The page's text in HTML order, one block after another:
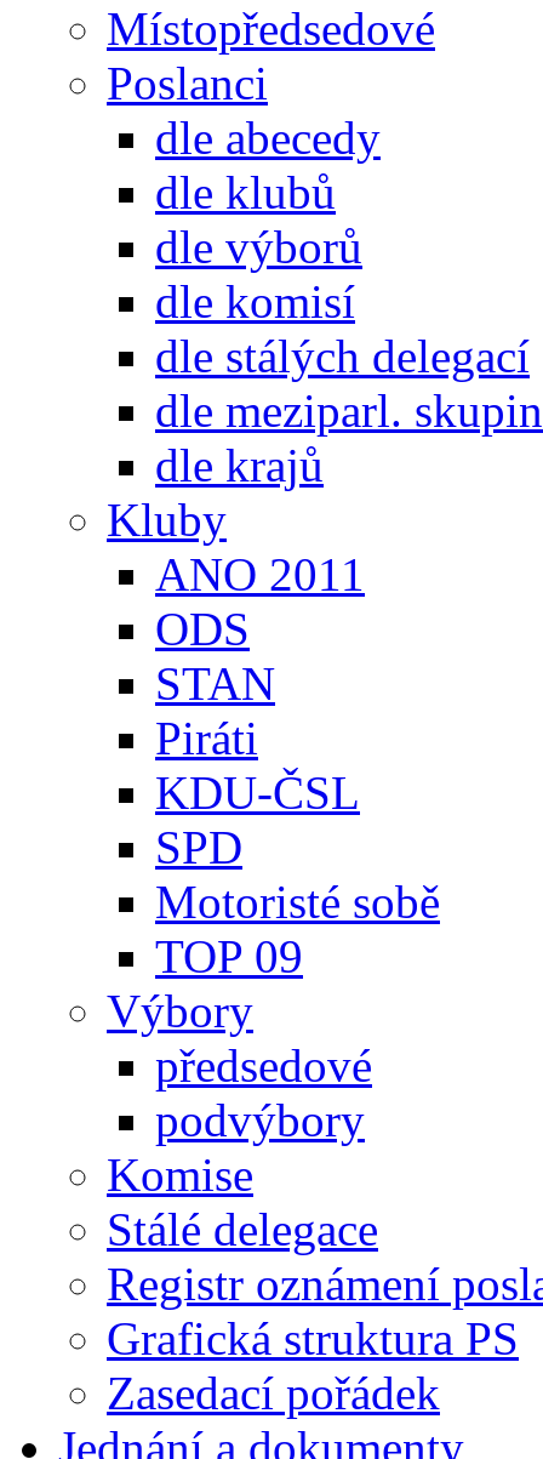
Místopředsedové
Poslanci
dle abecedy
dle klubů
dle výborů
dle komisí
dle stálých delegací
dle meziparl. skupin
dle krajů
Kluby
ANO 2011
ODS
STAN
Piráti
KDU-ČSL
SPD
Motoristé sobě
TOP 09
Výbory
předsedové
podvýbory
Komise
Stálé delegace
Registr oznámení
Grafická struktura PS
Zasedací pořádek
Jednání a dokumenty